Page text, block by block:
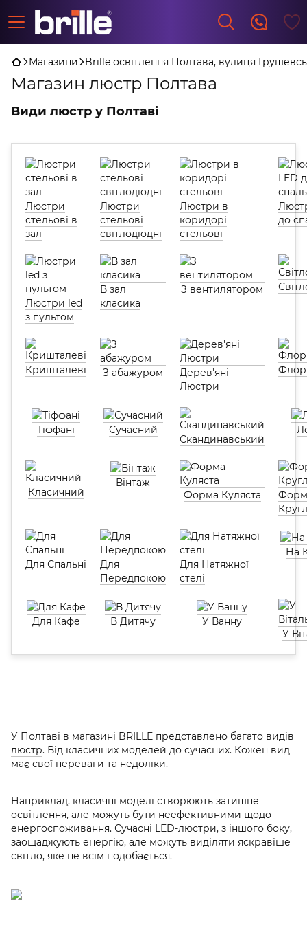
Магазини Brille освітлення Полтава, вулиця
Магазин люстр Полтава
Види люстр у Полтаві
Люстри
стельові в
зал
Люстри
стельові
світлодіодні
Люстри в
коридорі
стельові
до
Люстри led
з пультом
В зал
класика
З вентилятором
Кришталеві З абажуром
Дерев'яні
Люстри
Тіффані
Сучасний
Скандинавський
Класичний
Вінтаж
Форма Куляста
Для Спальні
Для
Передпокою
Для Натяжної
стелі
На
Для Кафе В Дитячу
У Ванну
У
У Полтаві в магазині BRILLE представлено багато видів
люстр. Від класичних моделей до сучасних. Кожен вид
має свої переваги та недоліки.
Наприклад, класичні моделі створюють затишне
освітлення, але можуть бути неефективними щодо
енергоспоживання. Сучасні LED-люстри, з іншого боку,
заощаджують енергію, але можуть виділяти яскравіше
світло, яке не всім подобається.